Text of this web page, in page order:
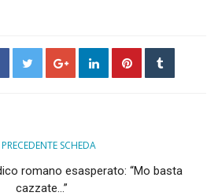
PRECEDENTE SCHEDA
romano esasperato: “Mo basta
cazzate…”